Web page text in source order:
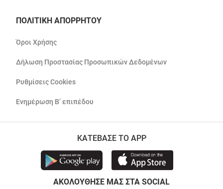
ΠΟΛΙΤΙΚΗ ΑΠΟΡΡΗΤΟΥ
Όροι Χρήσης
Δήλωση Προστασίας Προσωπικών Δεδομένων
Ρυθμίσεις Cookies
Ενημέρωση Β’ επιπέδου
ΚΑΤΕΒΑΣΕ ΤΟ APP
ΑΚΟΛΟΥΘΗΣΕ ΜΑΣ ΣΤΑ SOCIAL